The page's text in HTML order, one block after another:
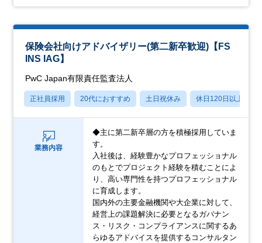
保険会社向けアドバイザリー(第二新卒歓迎)【FS
INS IAG】
PwC Japan有限責任監査法人
正社員採用 20代におすすめ 土日祝休み 休日120日以上
業務内容
◆主に第二新卒層の方を積極採用していま
す。
入社後は、経験豊かなプロフェッショナル
のもとでプロジェクト経験を積むことによ
り、高い専門性を持つプロフェッショナル
に育成します。
国内外の主要金融機関や大企業に対して、
経営上の課題解決に必要となるガバナン
ス・リスク・コンプライアンスに関するあ
らゆるアドバイスを提供するコンサルタン